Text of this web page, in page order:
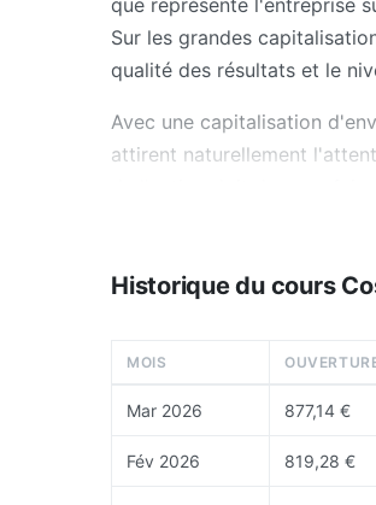
que représente l'entreprise
Sur les grandes
qualité des résultats et le
Avec une capitalisation
attirent naturellement
plusieurs semaines, la
est utile de revenir aussi
qui crée une économie
La différenciation vient de
Historique du cours
MOIS
Mar 2026 877,14 €
Fév 2026 819,28 €